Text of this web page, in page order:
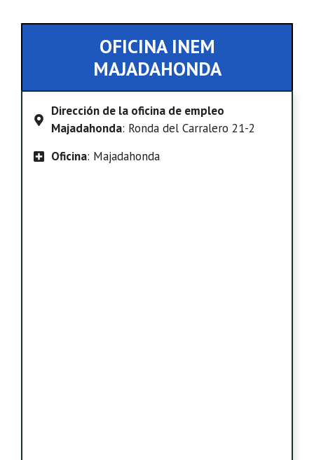
OFICINA INEM
MAJADAHONDA
Dirección de la oficina de empleo
Majadahonda: Ronda del Carralero 21-2
Oficina: Majadahonda